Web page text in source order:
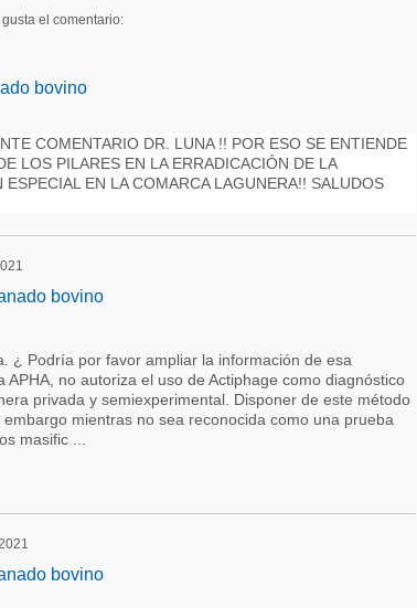
gusta el comentario:
bovino
COMENTARIO DR. LUNA !! POR ESO SE ENTIENDE
LOS PILARES EN LA ERRADICACIÓN DE LA
EN LA COMARCA LAGUNERA!! SALUDOS
bovino
¿ Podría por favor ampliar la información de esa
no autoriza el uso de Actiphage como diagnóstico
privada y semiexperimental. Disponer de este método
mientras no sea reconocida como una prueba
masific ...
bovino